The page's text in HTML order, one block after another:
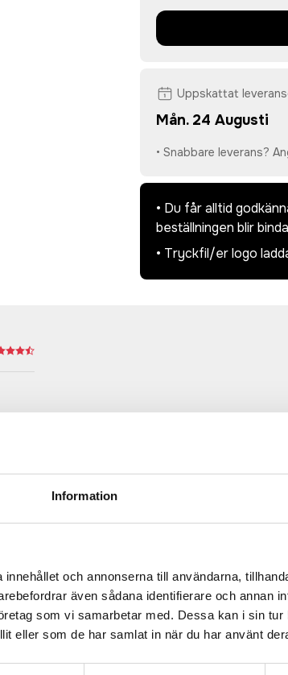
Information
och annonserna till användarna,
även sådana identifierare och annan
som vi samarbetar med. Dessa kan i sin tur
eller som de har samlat in när du har använt
Uppskattat
Mån. 24 Augusti
• Snabbare leverans?
• Du får alltid
beställningen blir
• Tryckfil/er logo
få förslag på produkt och pris över